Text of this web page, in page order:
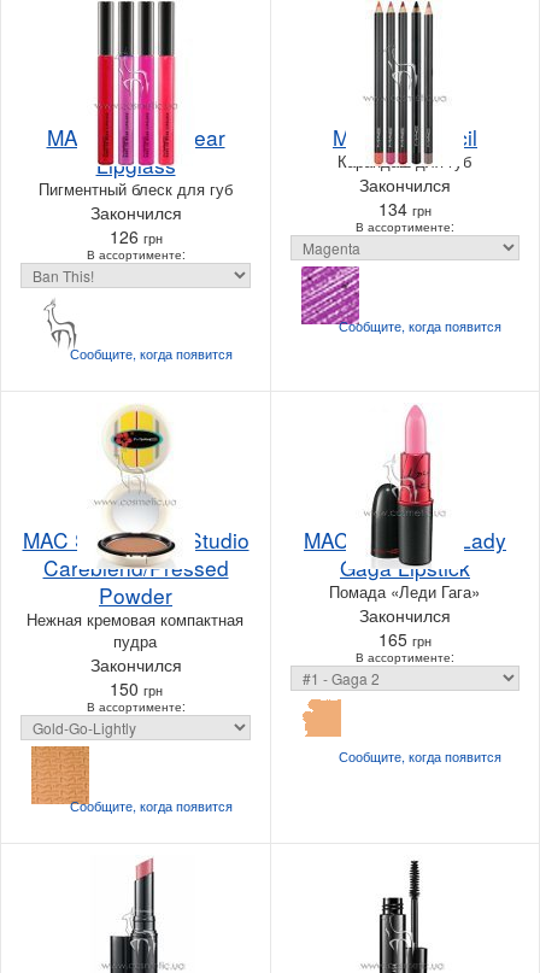
MAC Dare to Wear
Lipglass
Пигментный блеск для губ
Закончился
126 грн
В ассортименте:
Сообщите, когдапоявится
MAC Lip Pencil
Карандаш для губ
Закончился
134 грн
В ассортименте:
Сообщите, когдапоявится
MAC Surf, Baby! Studio
Careblend/Pressed
Powder
Нежная кремовая компактная
пудра
Закончился
150 грн
В ассортименте:
Сообщите, когдапоявится
MAC Viva Glam Lady
Gaga Lipstick
Помада «Леди Гага»
Закончился
165 грн
В ассортименте:
Сообщите, когдапоявится